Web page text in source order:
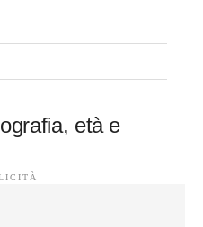
età e